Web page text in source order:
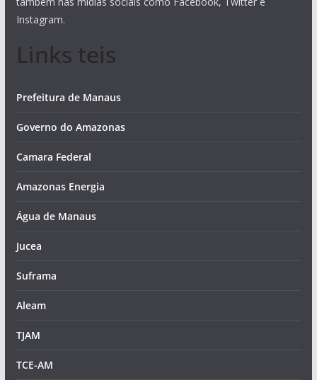
Instagram.
Links teis
Prefeitura de Manaus
Governo do Amazonas
Camara Federal
Amazonas Energia
Água de Manaus
Jucea
Suframa
Aleam
TJAM
TCE-AM